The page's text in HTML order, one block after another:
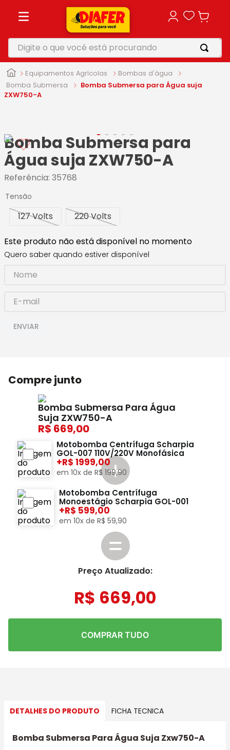
Digite o que você está procurando
Equipamentos Agrícolas
Bombas d'água
Bomba Submersa
Bomba Submersa para Água suja
ZXW750-A
Bomba Submersa para
Água suja ZXW750-A
Referência: 35768
Tensão
127 Volts 220 Volts
Este produto não está disponível no momento
Quero saber quando estiver disponível
ENVIAR
Compre junto
Bomba Submersa Para Água
Suja ZXW750-A
669,00
Motobomba Centrífuga Scharpia
GOL-007 110V/220V Monofásica
+ 1999,00
em 10x de R$ 199,90
Motobomba Centrífuga
Monoestágio Scharpia GOL-001
+ 599,00
em10x deR$ 59,90
Preço Atualizado:
R$ 669,00
COMPRAR TUDO
DETALHES DO PRODUTO FICHA TECNICA
Bomba Submersa Para Água Suja Zxw750-A
1º
motosserra
4º
furadeira
5 º makita